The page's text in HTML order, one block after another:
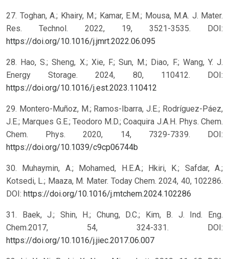
27. Toghan, A.; Khairy, M.; Kamar, E.M.; Mousa, M.A. J. Mater.
Res. Technol. 2022, 19, 3521-3535. DOI:
https://doi.org/10.1016/j.jmrt.2022.06.095
28. Hao, S.; Sheng, X.; Xie, F.; Sun, M.; Diao, F.; Wang, Y. J.
Energy Storage. 2024, 80, 110412. DOI:
https://doi.org/10.1016/j.est.2023.110412
29. Montero-Muñoz, M.; Ramos-Ibarra, J.E.; Rodríguez-Páez,
J.E.; Marques G.E.; Teodoro M.D.; Coaquira J.A.H. Phys. Chem.
Chem. Phys. 2020, 14, 7329-7339. DOI:
https://doi.org/10.1039/c9cp06744b
30. Muhaymin, A.; Mohamed, H.E.A.; Hkiri, K.; Safdar, A.;
Kotsedi, L.; Maaza, M. Mater. Today Chem. 2024, 40, 102286.
DOI: https://doi.org/10.1016/j.mtchem.2024.102286
31. Baek, J.; Shin, H.; Chung, D.C.; Kim, B. J. Ind. Eng.
Chem.2017, 54, 324-331. DOI:
https://doi.org/10.1016/j.jiec.2017.06.007